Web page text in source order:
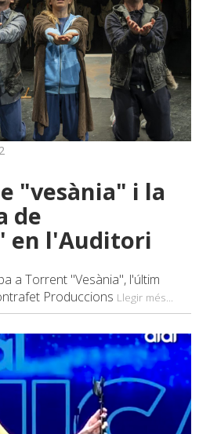
"vesània" i la
de
en l'Auditori
a Torrent "Vesània", l'últim
Produccions Llegir més...